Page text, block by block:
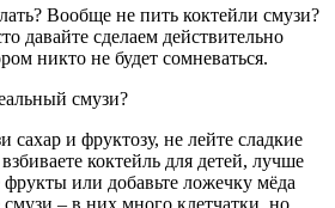
Вообще не пить коктейли смузи?
давайте сделаем действительно
никто не будет сомневаться.
смузи?
сахар и фруктозу, не лейте сладкие
коктейль для детей, лучше
фрукты или добавьте ложечку мёда